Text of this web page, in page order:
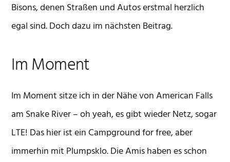
Bisons, denen Straßen und Autos erstmal herzlich
egal sind. Doch dazu im nächsten Beitrag.
Im Moment
Im Moment sitze ich in der Nähe von American Falls
am Snake River – oh yeah, es gibt wieder Netz, sogar
LTE! Das hier ist ein Campground for free, aber
immerhin mit Plumpsklo. Die Amis haben es schon